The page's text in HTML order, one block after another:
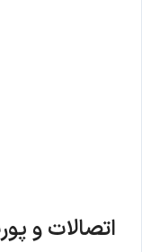
اتصالات و